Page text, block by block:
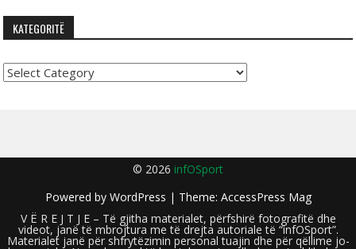
KATEGORITË
Kategoritë
© 2026 infOSport
Powered by WordPress | Theme: AccessPress Mag
V Ë R E J T J E – Të gjitha materialet, përfshirë fotografitë dhe
videot, janë të mbrojtura me të drejta autoriale të “infOSport”.
Materialet janë për shfrytëzimin personal tuajin dhe për qëllime jo-